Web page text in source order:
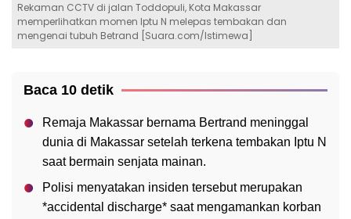
Rekaman CCTV di jalan Toddopuli, Kota Makassar
memperlihatkan momen Iptu N melepas tembakan dan
mengenai tubuh Betrand [Suara.com/Istimewa]
Baca 10 detik
Remaja Makassar bernama Bertrand meninggal
dunia di Makassar setelah terkena tembakan Iptu N
saat bermain senjata mainan.
Polisi menyatakan insiden tersebut merupakan
*accidental discharge* saat mengamankan korban